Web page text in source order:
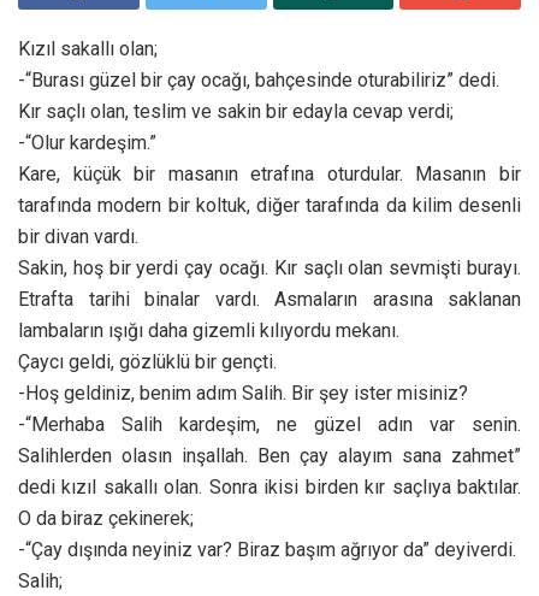
Kızıl sakallı olan;
-“Burası güzel bir çay ocağı, bahçesinde oturabiliriz” dedi.
Kır saçlı olan, teslim ve sakin bir edayla cevap verdi;
-“Olur kardeşim.”
Kare, küçük bir masanın etrafına oturdular. Masanın bir
tarafında modern bir koltuk, diğer tarafında da kilim desenli
bir divan vardı.
Sakin, hoş bir yerdi çay ocağı. Kır saçlı olan sevmişti burayı.
Etrafta tarihi binalar vardı. Asmaların arasına saklanan
lambaların ışığı daha gizemli kılıyordu mekanı.
Çaycı geldi, gözlüklü bir gençti.
-Hoş geldiniz, benim adım Salih. Bir şey ister misiniz?
-“Merhaba Salih kardeşim, ne güzel adın var senin.
Salihlerden olasın inşallah. Ben çay alayım sana zahmet”
dedi kızıl sakallı olan. Sonra ikisi birden kır saçlıya baktılar.
O da biraz çekinerek;
-“Çay dışında neyiniz var? Biraz başım ağrıyor da” deyiverdi.
Salih;